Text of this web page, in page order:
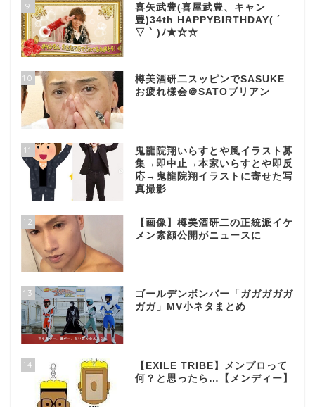
9
喜矢武豊(喜屋武豊、キャン
豊)34th HAPPYBIRTHDAY( ´
▽ ` )ﾉ★☆☆
10
樽美酒研二スッピンでSASUKE
お疲れ様会＠SATOブリアン
11
鬼龍院翔いらすとや風イラスト募
集→即中止→本家いらすとや即反
応→鬼龍院翔イラストに寄せた写
真撮影
12
【画像】樽美酒研二の正統派イケ
メン素顔公開がニュースに
13
ゴールデンボンバー「ガガガガガ
ガガ」MV小ネタまとめ
14
【EXILE TRIBE】メンプロって
何？と思ったら…【メンディー】